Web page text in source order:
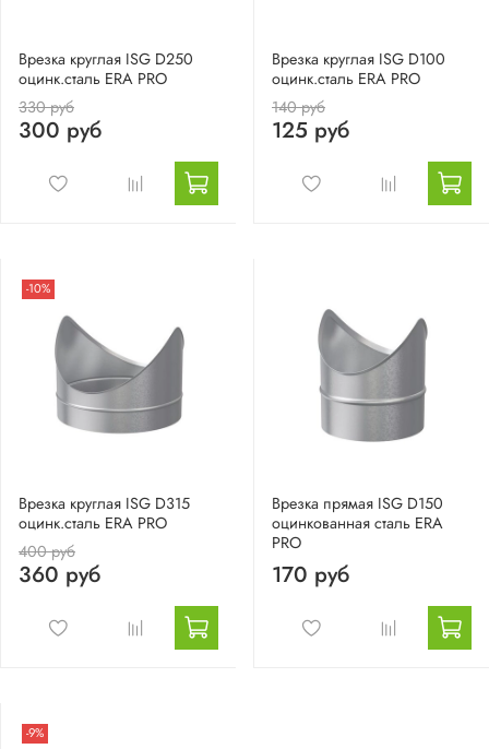
Врезка круглая ISG D250
оцинк.сталь ERA PRO
330 руб
300 руб
Врезка круглая ISG D100
оцинк.сталь ERA PRO
140 руб
125 руб
-10%
Врезка круглая ISG D315
оцинк.сталь ERA PRO
400 руб
360 руб
Врезка прямая ISG D150
оцинкованная сталь ERA
PRO
170 руб
-9%